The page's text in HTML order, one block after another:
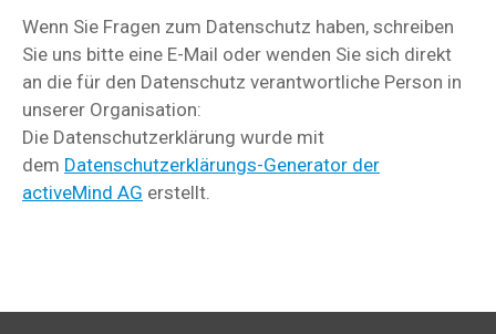
Wenn Sie Fragen zum Datenschutz haben, schreiben
Sie uns bitte eine E-Mail oder wenden Sie sich direkt
an die für den Datenschutz verantwortliche Person in
unserer Organisation:
Die Datenschutzerklärung wurde mit
dem Datenschutzerklärungs-Generator der
activeMind AG erstellt.